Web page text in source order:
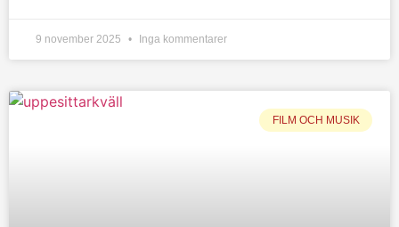
9 november 2025 Inga kommentarer
FILM OCH MUSIK